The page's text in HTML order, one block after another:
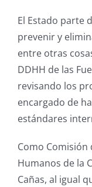
El Estado parte
prevenir y
entre otras
DDHH de las
revisando los
encargado de
estándares
Como Comisión
Humanos de la
Cañas, al igual